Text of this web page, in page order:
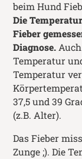
beim Hund
Die
Fieber
Diagnose.
Temperatur
Temperatur
37,5 und 39
(z.B. Alter).
Das Fieber
Zunge ;). Die